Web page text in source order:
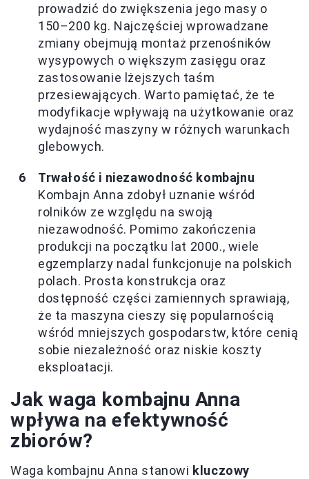
prowadzić do zwiększenia jego masy o
150–200 kg. Najczęściej wprowadzane
zmiany obejmują montaż przenośników
wysypowych o większym zasięgu oraz
zastosowanie lżejszych taśm
przesiewających. Warto pamiętać, że te
modyfikacje wpływają na użytkowanie oraz
wydajność maszyny w różnych warunkach
glebowych.
Trwałość i niezawodność kombajnu
Kombajn Anna zdobył uznanie wśród
rolników ze względu na swoją
niezawodność. Pomimo zakończenia
produkcji na początku lat 2000., wiele
egzemplarzy nadal funkcjonuje na polskich
polach. Prosta konstrukcja oraz
dostępność części zamiennych sprawiają,
że ta maszyna cieszy się popularnością
wśród mniejszych gospodarstw, które cenią
sobie niezależność oraz niskie koszty
eksploatacji.
Jak waga kombajnu Anna
wpływa na efektywność
zbiorów?
Waga kombajnu Anna stanowi kluczowy